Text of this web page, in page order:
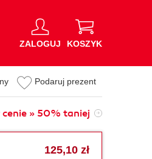
ZALOGUJ KOSZYK
Podaruj prezent
cenie » 50% taniej
125,10 zł